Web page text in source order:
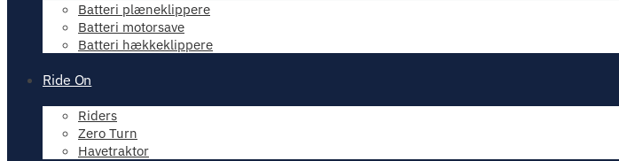
Batteri plæneklippere
Batteri motorsave
Batteri hækkeklippere
Ride On
Riders
Zero Turn
Havetraktor